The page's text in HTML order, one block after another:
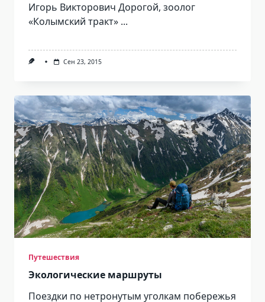
Игорь Викторович Дорогой, зоолог
«Колымский тракт» ...
Сен 23, 2015
Путешествия
Экологические маршруты
Поездки по нетронутым уголкам побережья